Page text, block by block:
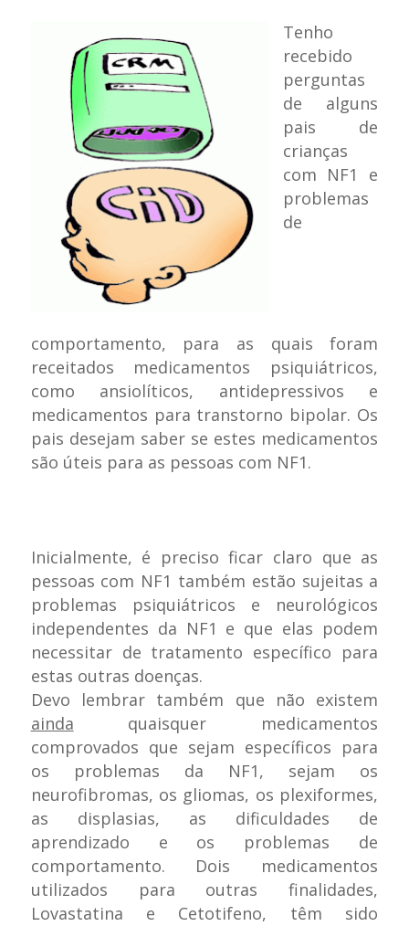
Tenho
recebido
perguntas
de alguns
pais de
crianças
com NF1 e
problemas
de
comportamento, para as quais foram
receitados medicamentos psiquiátricos,
como ansiolíticos, antidepressivos e
medicamentos para transtorno bipolar. Os
pais desejam saber se estes medicamentos
são úteis para as pessoas com NF1.
Inicialmente, é preciso ficar claro que as
pessoas com NF1 também estão sujeitas a
problemas psiquiátricos e neurológicos
independentes da NF1 e que elas podem
necessitar de tratamento específico para
estas outras doenças.
Devo lembrar também que não existem
ainda quaisquer medicamentos
comprovados que sejam específicos para
os problemas da NF1, sejam os
neurofibromas, os gliomas, os plexiformes,
as displasias, as dificuldades de
aprendizado e os problemas de
comportamento. Dois medicamentos
utilizados para outras finalidades,
Lovastatina e Cetotifeno, têm sido